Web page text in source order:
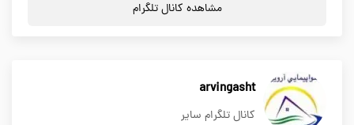
مشاهده کانال تلگرام
arvingasht
کانال تلگرام سایر